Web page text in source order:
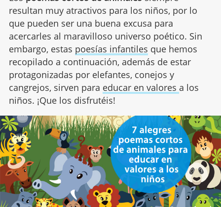
resultan muy atractivos para los niños, por lo
que pueden ser una buena excusa para
acercarles al maravilloso universo poético. Sin
embargo, estas poesías infantiles que hemos
recopilado a continuación, además de estar
protagonizadas por elefantes, conejos y
cangrejos, sirven para educar en valores a los
niños. ¡Que los disfrutéis!